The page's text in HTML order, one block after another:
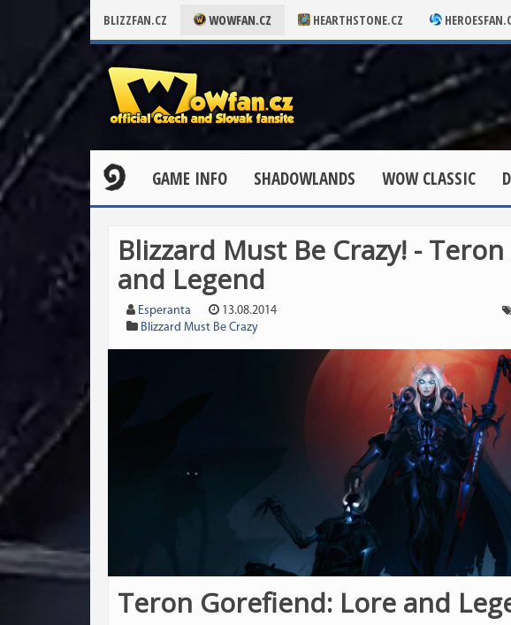
BLIZZFAN.CZ WOWFAN.CZ HEARTHSTONE.CZ
GAME INFO SHADOWLANDS WOW CLASSIC
Blizzard Must Be Crazy! -
and Legend
Esperanta
13.08.2014
Blizzard Must Be Crazy
Teron Gorefiend: Lore and